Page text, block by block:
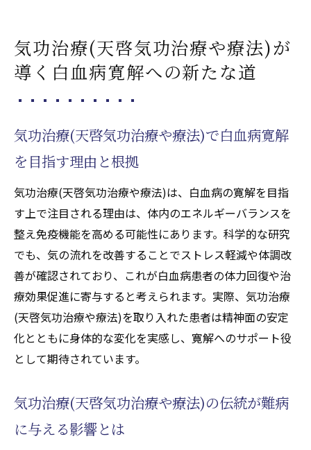
法)の現状と期待
寛解への第一歩としての気功治療(天啓気功
基本的な仕組み
難病患者が実感する気功治療(天啓気功治療
天啓気功治療や療法で活性化するクンダリニー
覚醒と癒し効果の真実に迫る
天啓気功治療や療法で活性化するクンダリ
ニー覚醒と気功治療(天啓気功治療や療法)の
関係性を解説
癒し効果を高める天啓気功治療や療法でク
ンダリニー活性化法
気功治療(天啓気功治療や療法)で天啓気功治
らす変化
心身の癒しに役立つ覚醒体験の実際
気功治療(天啓気功治療や療法)が
導く白血病寛解への新たな道
気功治療(天啓気功治療や療法)で白血病寛解
を目指す理由と根拠
気功治療(天啓気功治療や療法)は、白血病の寛解を目指
す上で注目される理由は、体内のエネルギーバランスを
整え免疫機能を高める可能性にあります。科学的な研究
でも、気の流れを改善することでストレス軽減や体調改
善が確認されており、これが白血病患者の体力回復や治
療効果促進に寄与すると考えられます。実際、気功治療
(天啓気功治療や療法)を取り入れた患者は精神面の安定
化とともに身体的な変化を実感し、寛解へのサポート役
として期待されています。
気功治療(天啓気功治療や療法)の伝統が難病
に与える影響とは